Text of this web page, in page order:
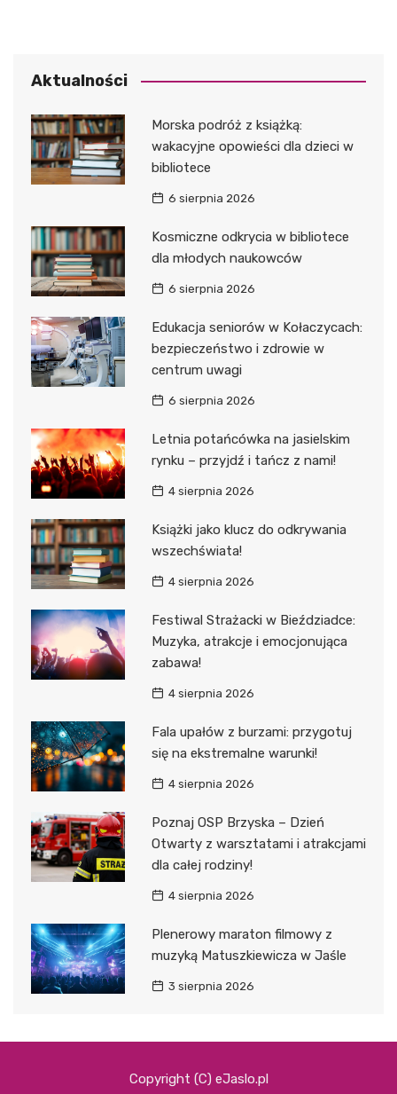
Aktualności
Morska podróż z książką:
wakacyjne opowieści dla dzieci w
bibliotece
6 sierpnia 2026
Kosmiczne odkrycia w bibliotece
dla młodych naukowców
6 sierpnia 2026
Edukacja seniorów w Kołaczycach:
bezpieczeństwo i zdrowie w
centrum uwagi
6 sierpnia 2026
Letnia potańcówka na jasielskim
rynku – przyjdź i tańcz z nami!
4 sierpnia 2026
Książki jako klucz do odkrywania
wszechświata!
4 sierpnia 2026
Festiwal Strażacki w Bieździadce:
Muzyka, atrakcje i emocjonująca
zabawa!
4 sierpnia 2026
Fala upałów z burzami: przygotuj
się na ekstremalne warunki!
4 sierpnia 2026
Poznaj OSP Brzyska – Dzień
Otwarty z warsztatami i atrakcjami
dla całej rodziny!
4 sierpnia 2026
Plenerowy maraton filmowy z
muzyką Matuszkiewicza w Jaśle
3 sierpnia 2026
Copyright (C) eJaslo.pl